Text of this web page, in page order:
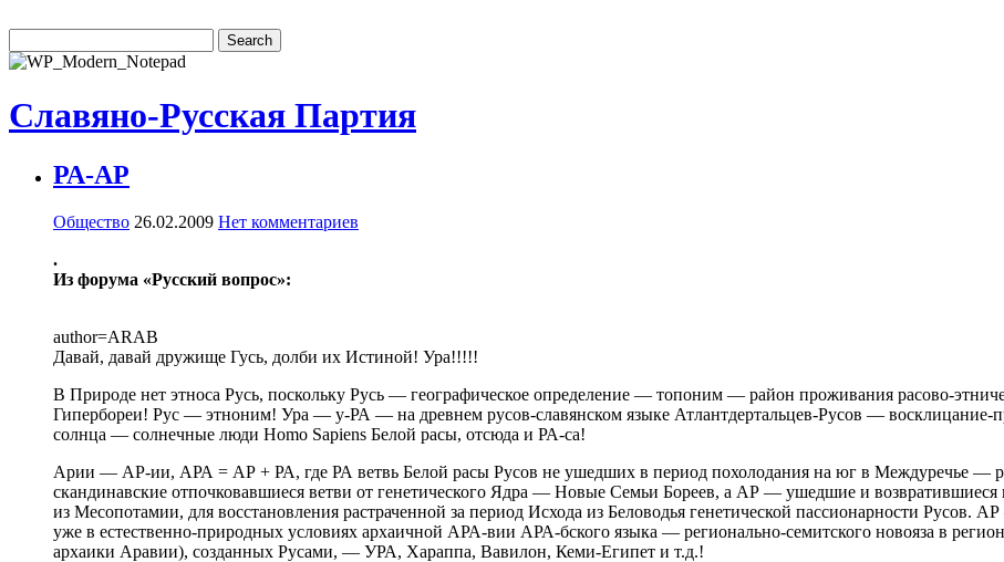
Славяно-Русская Партия
РА-АР
Общество 26.02.2009 Нет комментариев
.
Из форума «Русский вопрос»:
author=ARAB
Давай, давай дружище Гусь, долби их Истиной! Ура!!!!!
В Природе нет этноса Русь, поскольку Русь — географическое определение — топоним — район проживания расово-
Гипербореи! Рус — этноним! Ура — у-РА — на древнем русов-славянском языке Атлантдертальцев-Русов —
солнца — солнечные люди Homo Sapiens Белой расы, отсюда и РА-са!
Арии — АР-ии, АРА = АР + РА, где РА ветвь Белой расы Русов не ушедших в период похолодания на юг в Междуречье —
скандинавские отпочковавшиеся ветви от генетического Ядра — Новые Семьи Бореев, а АР — ушедшие и
из Месопотамии, для восстановления растраченной за период Исхода из Беловодья генетической пассионарности Русов.
уже в естественно-природных условиях архаичной АРА-вии АРА-бского языка — регионально-семитского новояза в
архаики Аравии), созданных Русами, — УРА, Хараппа, Вавилон, Кеми-Египет и т.д.!